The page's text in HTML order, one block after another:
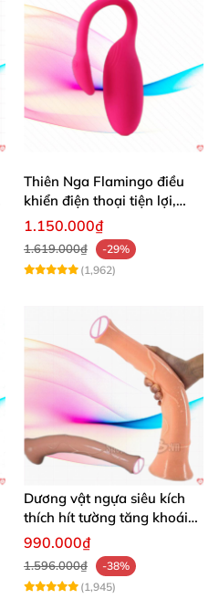
Thiên Nga Flamingo điều
khiển điện thoại tiện lợi,
hiện đại
1.150.000₫
1.619.000₫
-29%
(1,962)
Dương vật ngựa siêu kích
thích hít tường tăng khoái
cảm
990.000₫
1.596.000₫
-38%
(1,945)